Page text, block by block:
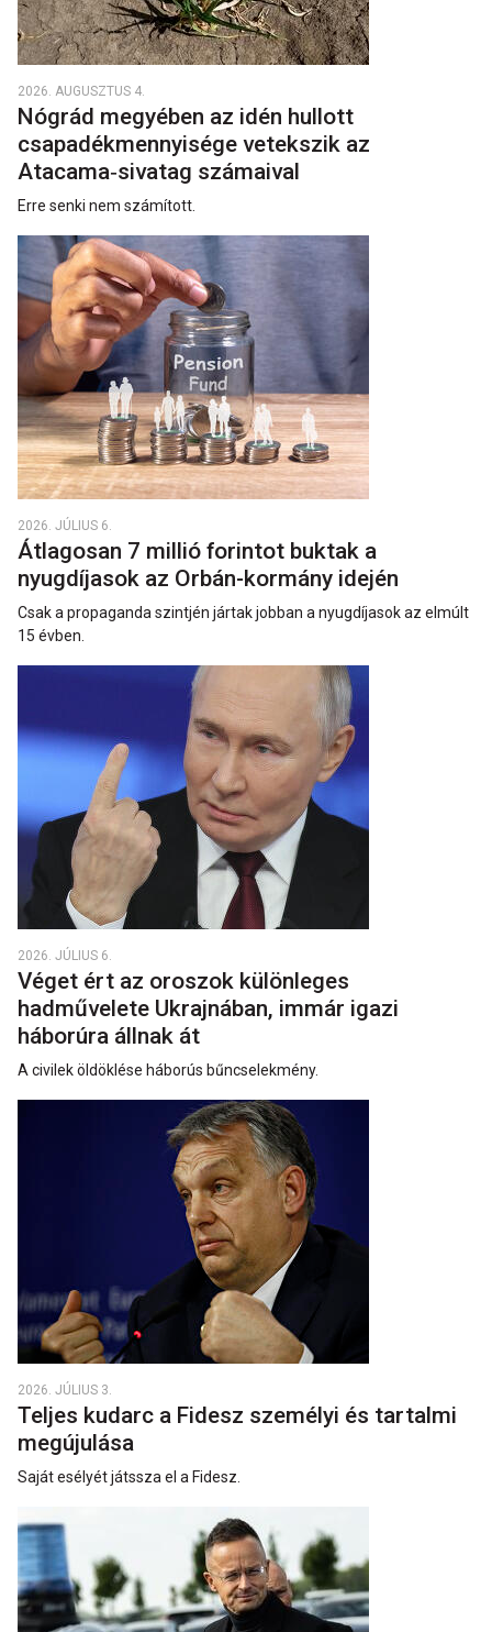
2026. AUGUSZTUS 4.
Nógrád megyében az idén hullott
csapadékmennyisége vetekszik az
Atacama‑sivatag számaival
Erre senki nem számított.
2026. JÚLIUS 6.
Átlagosan 7 millió forintot buktak a
nyugdíjasok az Orbán-kormány idején
Csak a propaganda szintjén jártak jobban a nyugdíjasok az elmúlt
15 évben.
2026. JÚLIUS 6.
Véget ért az oroszok különleges
hadművelete Ukrajnában, immár igazi
háborúra állnak át
A civilek öldöklése háborús bűncselekmény.
2026. JÚLIUS 3.
Teljes kudarc a Fidesz személyi és tartalmi
megújulása
Saját esélyét játssza el a Fidesz.